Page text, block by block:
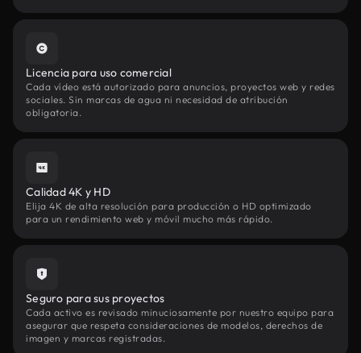
Licencia para uso comercial
Cada vídeo está autorizado para anuncios, proyectos web y redes
sociales. Sin marcas de agua ni necesidad de atribución
obligatoria.
Calidad 4K y HD
Elija 4K de alta resolución para producción o HD optimizado
para un rendimiento web y móvil mucho más rápido.
Seguro para sus proyectos
Cada activo es revisado minuciosamente por nuestro equipo para
asegurar que respeta consideraciones de modelos, derechos de
imagen y marcas registradas.